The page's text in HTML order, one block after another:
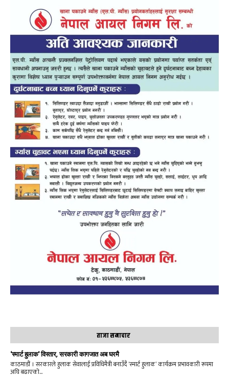
ताजा समाचार
‘स्मार्ट हुलाक’ विस्तार, सरकारी कागजात अब घरमै
काठमाडौं । सरकारले हुलाक सेवालाई प्रविधिमैत्री बनाउँदै ‘स्मार्ट हुलाक’ कार्यक्रम प्रभावकारी रूपमा
अघि बढाएको...